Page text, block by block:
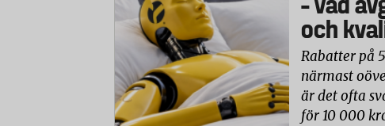
och
Rabatter på
närmast
är det ofta
för 10 000